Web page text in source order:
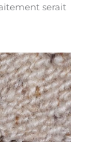
serait